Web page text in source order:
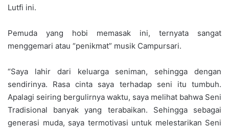
Lutfi ini.
Pemuda yang hobi memasak ini, ternyata sangat
menggemari atau “penikmat” musik Campursari.
“Saya lahir dari keluarga seniman, sehingga dengan
sendirinya. Rasa cinta saya terhadap seni itu tumbuh.
Apalagi seiring bergulirnya waktu, saya melihat bahwa Seni
Tradisional banyak yang terabaikan. Sehingga sebagai
generasi muda, saya termotivasi untuk melestarikan Seni